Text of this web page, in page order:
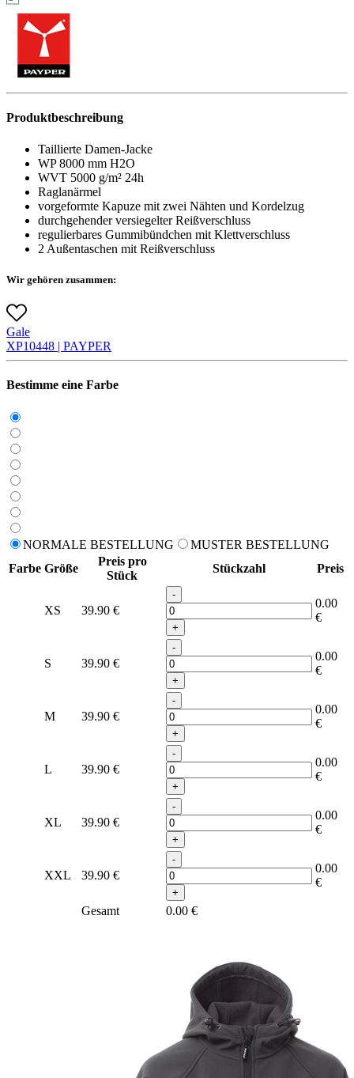
Produktbeschreibung
Taillierte Damen-Jacke
WP 8000 mm H2O
WVT 5000 g/m² 24h
Raglanärmel
vorgeformte Kapuze mit zwei Nähten und Kordelzug
durchgehender versiegelter Reißverschluss
regulierbares Gummibündchen mit Klettverschluss
2 Außentaschen mit Reißverschluss
Wir gehören zusammen:
Gale
XP10448 | PAYPER
Bestimme eine Farbe
NORMALE BESTELLUNG
MUSTER BESTELLUNG
Farbe Größe
Preis pro
Stück
Stückzahl Preis
XS 39.90 €
-
+
0.00
€
S 39.90 €
-
+
0.00
€
M 39.90 €
-
+
0.00
€
L 39.90 €
-
+
0.00
€
XL 39.90 €
-
+
0.00
€
XXL 39.90 €
-
+
0.00
€
Gesamt 0.00 €